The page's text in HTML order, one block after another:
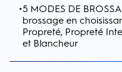
•5 MODES DE
brossage en
Propreté, Propreté
et Blancheur